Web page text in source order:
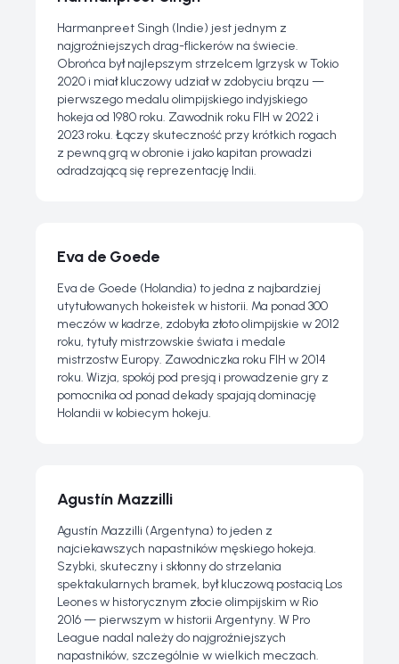
Harmanpreet Singh (Indie) jest jednym z
najgroźniejszych drag-flickerów na świecie.
Obrońca był najlepszym strzelcem Igrzysk w Tokio
2020 i miał kluczowy udział w zdobyciu brązu —
pierwszego medalu olimpijskiego indyjskiego
hokeja od 1980 roku. Zawodnik roku FIH w 2022 i
2023 roku. Łączy skuteczność przy krótkich rogach
z pewną grą w obronie i jako kapitan prowadzi
odradzającą się reprezentację Indii.
Eva de Goede
Eva de Goede (Holandia) to jedna z najbardziej
utytułowanych hokeistek w historii. Ma ponad 300
meczów w kadrze, zdobyła złoto olimpijskie w 2012
roku, tytuły mistrzowskie świata i medale
mistrzostw Europy. Zawodniczka roku FIH w 2014
roku. Wizja, spokój pod presją i prowadzenie gry z
pomocnika od ponad dekady spajają dominację
Holandii w kobiecym hokeju.
Agustín Mazzilli
Agustín Mazzilli (Argentyna) to jeden z
najciekawszych napastników męskiego hokeja.
Szybki, skuteczny i skłonny do strzelania
spektakularnych bramek, był kluczową postacią Los
Leones w historycznym złocie olimpijskim w Rio
2016 — pierwszym w historii Argentyny. W Pro
League nadal należy do najgroźniejszych
napastników, szczególnie w wielkich meczach.